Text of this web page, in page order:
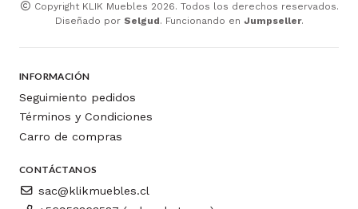
Copyright KLIK Muebles 2026. Todos los derechos reservados.
Diseñado por Selgud. Funcionando en Jumpseller.
INFORMACIÓN
Seguimiento pedidos
Términos y Condiciones
Carro de compras
CONTÁCTANOS
sac@klikmuebles.cl